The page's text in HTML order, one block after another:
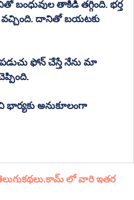
బంధువుల తాకిడి తగ్గింది. భర్త
వచ్చింది. దానితో బయటకు
ఫోన్ చేస్తే నేను మా
భార్యకు అనుకూలంగా
లో వారి ఇతర